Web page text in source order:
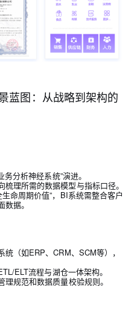
蓝图：从战略到架构的
分析神经系统”演进。
理所需的数据模型与指标口径。
命周期价值”，BI系统需整合客户
据。
（如ERP、CRM、SCM等），
ELT流程与湖仓一体架构。
理规范和数据质量校验规则。